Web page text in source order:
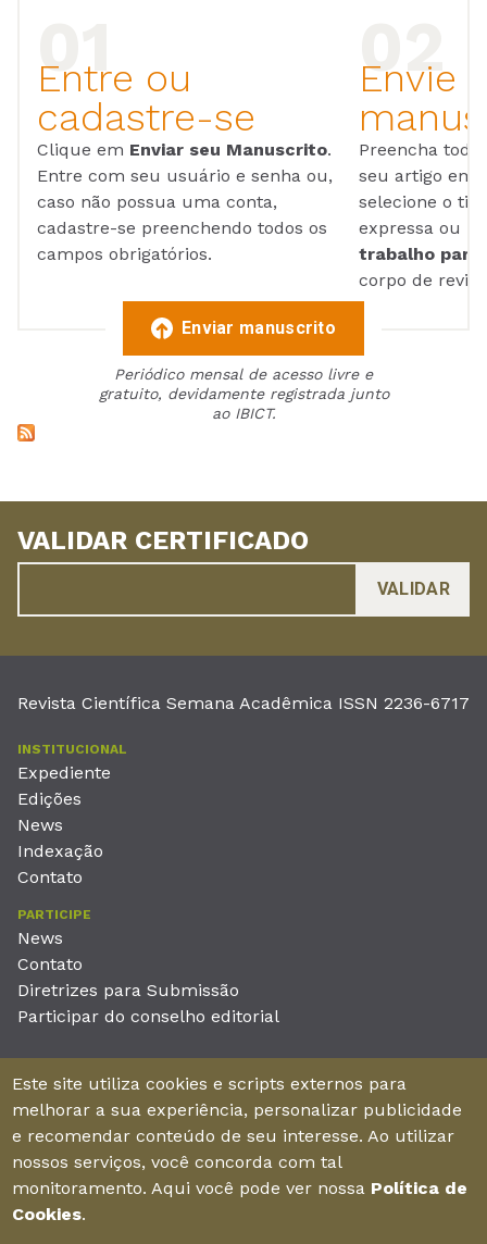
Entre ou
cadastre-se
Clique em Enviar seu Manuscrito.
Entre com seu usuário e senha ou,
caso não possua uma conta,
cadastre-se preenchendo todos os
campos obrigatórios.
Envie
Preencha
seu artigo em
selecione o
expressa ou
trabalho para
corpo de
Enviar manuscrito
Periódico mensal de acesso livre e
gratuito, devidamente registrada junto
ao IBICT.
VALIDAR CERTIFICADO
Revista Científica Semana Acadêmica ISSN 2236-6717
INSTITUCIONAL
Expediente
Edições
News
Indexação
Contato
PARTICIPE
News
Contato
Diretrizes para Submissão
Participar do conselho editorial
Unieducar Inteligência Educacional Ltda
CNPJ: 05.569.970/0001-26
Av. Desembargador Moreira, No. 2001 – 11º andar - Bairro
Aldeota
Fortaleza – Ceará - Brasil - CEP 60170-001
Este site utiliza cookies e scripts externos para
melhorar a sua experiência, personalizar publicidade
e recomendar conteúdo de seu interesse. Ao utilizar
nossos serviços, você concorda com tal
monitoramento. Aqui você pode ver nossa Política de
Cookies.